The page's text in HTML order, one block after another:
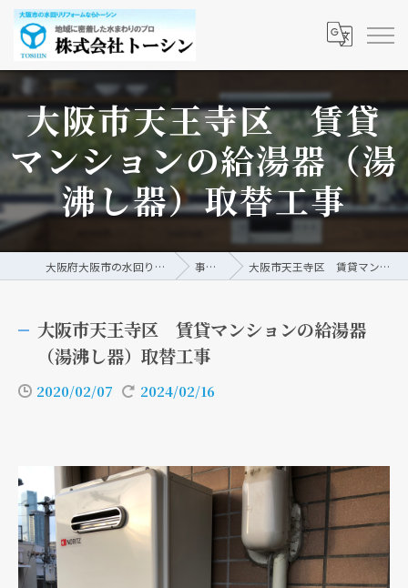
大阪市天王寺区 賃貸
マンションの給湯器（湯
沸し器）取替工事
大阪府大阪市の水回りリフォームなら株式会社トーシン 事例/ブログ 大阪市天王寺区 賃貸マンションの給湯器（湯沸し器）取替工事
大阪市天王寺区 賃貸マンションの給湯器
（湯沸し器）取替工事
2020/02/07 2024/02/16